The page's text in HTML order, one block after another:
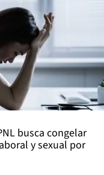
busca congelar
y sexual por